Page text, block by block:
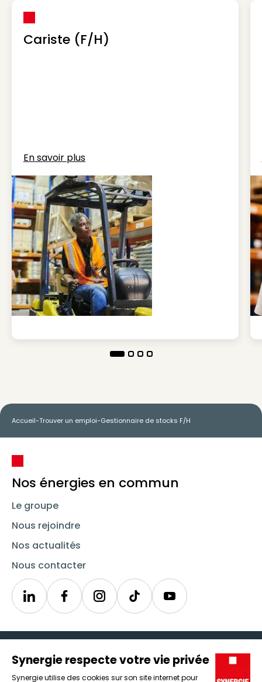
Cariste (F/H)
En savoir plus
Accueil-Trouver un emploi-Gestionnaire de stocks F/H
Nos énergies en commun
Le groupe
Nous rejoindre
Nos actualités
Nous contacter
LinkedinSynergieInstagramTikTok Youtube
Icône d'illustration
Candidats